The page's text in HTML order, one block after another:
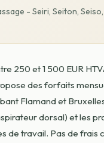
- Seiri, Seiton, Seiso,
250 et 1 500 EUR
des forfaits
Flamand et
dorsal) et les
de travail. Pas de frais